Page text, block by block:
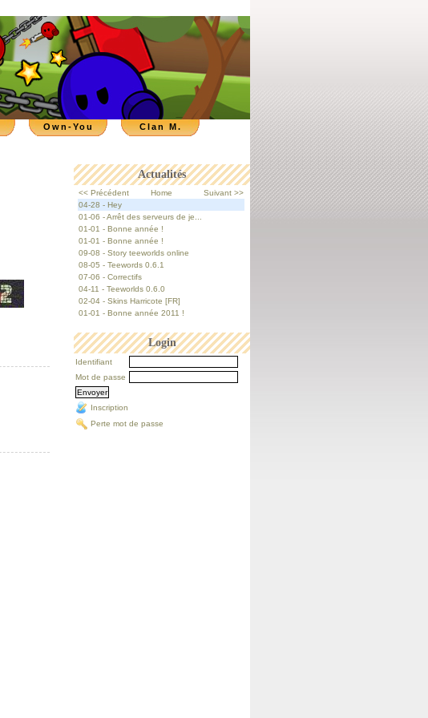
Clan M.
Own-You
Actualités
<< Précédent Home
Suivant >>
04-28 - Hey
01-06 - Arrêt des serveurs de je...
01-01 - Bonne année !
01-01 - Bonne année !
09-08 - Story teeworlds online
08-05 - Teewords 0.6.1
07-06 - Correctifs
04-11 - Teeworlds 0.6.0
02-04 - Skins Harricote [FR]
01-01 - Bonne année 2011 !
Login
Identifiant
Mot de passe
Inscription
Perte mot de passe